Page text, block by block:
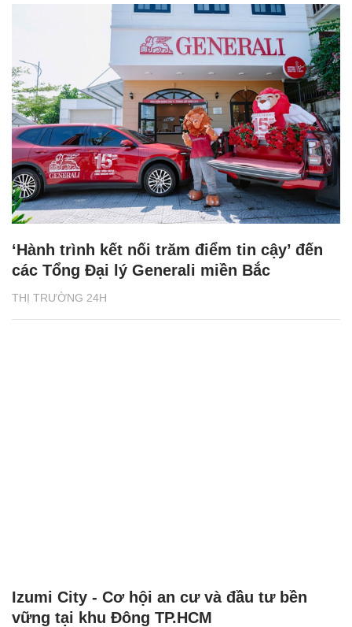
THỊ TRƯỜNG 24H
‘Hành trình kết nối trăm điểm tin cậy’ đến
các Tổng Đại lý Generali miền Bắc
Izumi City - Cơ hội an cư và đầu tư bền
vững tại khu Đông TP.HCM